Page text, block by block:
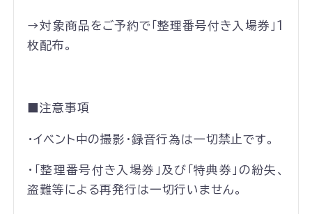
→対象商品をご予約で「整理番号付き入場券」1
枚配布。
■注意事項
・イベント中の撮影・録音行為は一切禁止です。
・「整理番号付き入場券」及び「特典券」の紛失、
盗難等による再発行は一切行いません。